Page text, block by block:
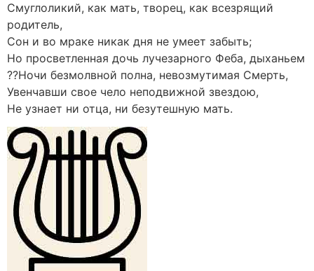
Смуглоликий, как мать, творец, как всезрящий
родитель,
Сон и во мраке никак дня не умеет забыть;
Но просветленная дочь лучезарного Феба, дыханьем
??Ночи безмолвной полна, невозмутимая Смерть,
Увенчавши свое чело неподвижной звездою,
Не узнает ни отца, ни безутешную мать.